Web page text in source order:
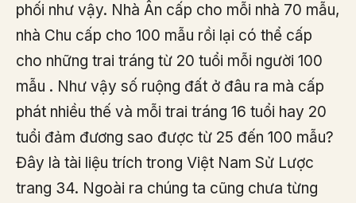
phối như vậy. Nhà Ân cấp cho mỗi nhà 70 mẫu,
nhà Chu cấp cho 100 mẫu rồi lại có thể cấp
cho những trai tráng từ 20 tuổi mỗi người 100
mẫu . Như vậy số ruộng đất ở đâu ra mà cấp
phát nhiều thế và mỗi trai tráng 16 tuổi hay 20
tuổi đảm đương sao được từ 25 đến 100 mẫu?
Đây là tài liệu trích trong Việt Nam Sử Lược
trang 34. Ngoài ra chúng ta cũng chưa từng